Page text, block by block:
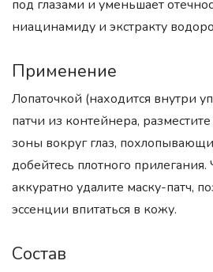
под глазами и уменьшает
ниацинамиду и экстракту
Применение
Лопаточкой (находится внутри
патчи из контейнера,
зоны вокруг глаз,
добейтесь плотного
аккуратно удалите маску-патч,
эссенции впитаться в кожу.
Состав